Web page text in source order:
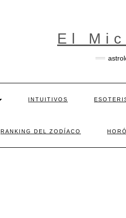
El
INTUITIVOS
RANKING DEL ZODÍACO